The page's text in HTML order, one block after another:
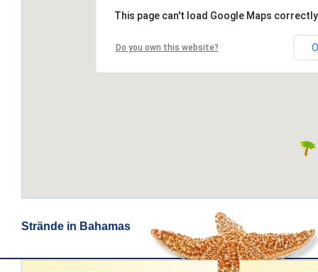
This page can't load Google Maps
Do you own this website?
Strände in Bahamas